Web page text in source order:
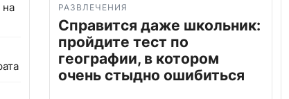
на
РАЗВЛЕЧЕНИЯ
Справится даже школьник:
пройдите тест по
географии, в котором
очень стыдно ошибиться